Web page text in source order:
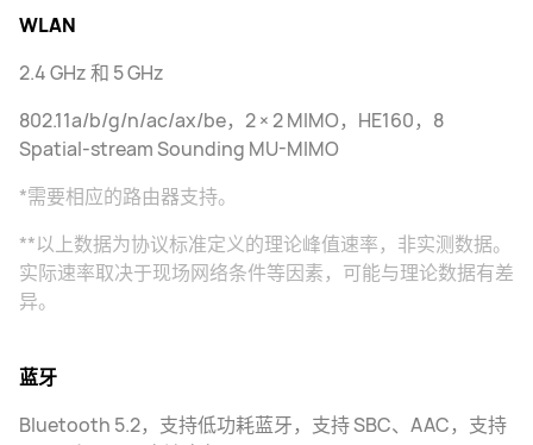
WLAN
2.4 GHz 和 5 GHz
802.11a/b/g/n/ac/ax/be，2 × 2 MIMO，HE160，8
Spatial-stream Sounding MU-MIMO
*需要相应的路由器支持。
**以上数据为协议标准定义的理论峰值速率，非实测数据。
实际速率取决于现场网络条件等因素，可能与理论数据有差
异。
蓝牙
Bluetooth 5.2，支持低功耗蓝牙，支持 SBC、AAC，支持